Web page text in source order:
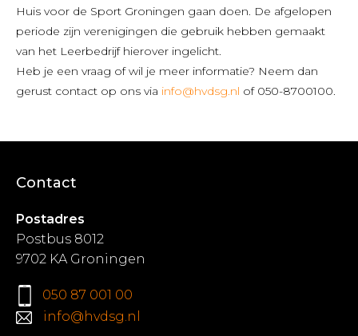
Huis voor de Sport Groningen gaan doen. De afgelopen
periode zijn verenigingen die gebruik hebben gemaakt
van het Leerbedrijf hierover ingelicht.
Heb je een vraag of wil je meer informatie? Neem dan
gerust contact op ons via info@hvdsg.nl of 050-8700100.
Contact
Postadres
Postbus 8012
9702 KA Groningen
050 87 001 00
info@hvdsg.nl